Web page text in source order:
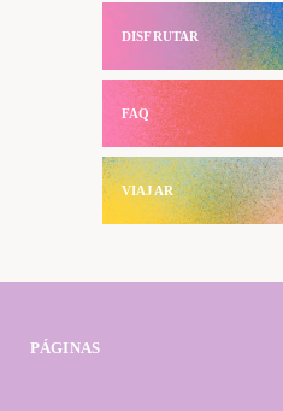
DISFRUTAR
FAQ
VIAJAR
PÁGINAS